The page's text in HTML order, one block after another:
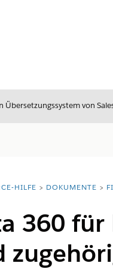
von
sich hier:
HILFE DOKUMENTE
360 für